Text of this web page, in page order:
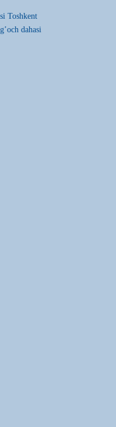
Toshkent
dahasi